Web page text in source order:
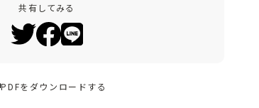
共有してみる
PDFをダウンロードする